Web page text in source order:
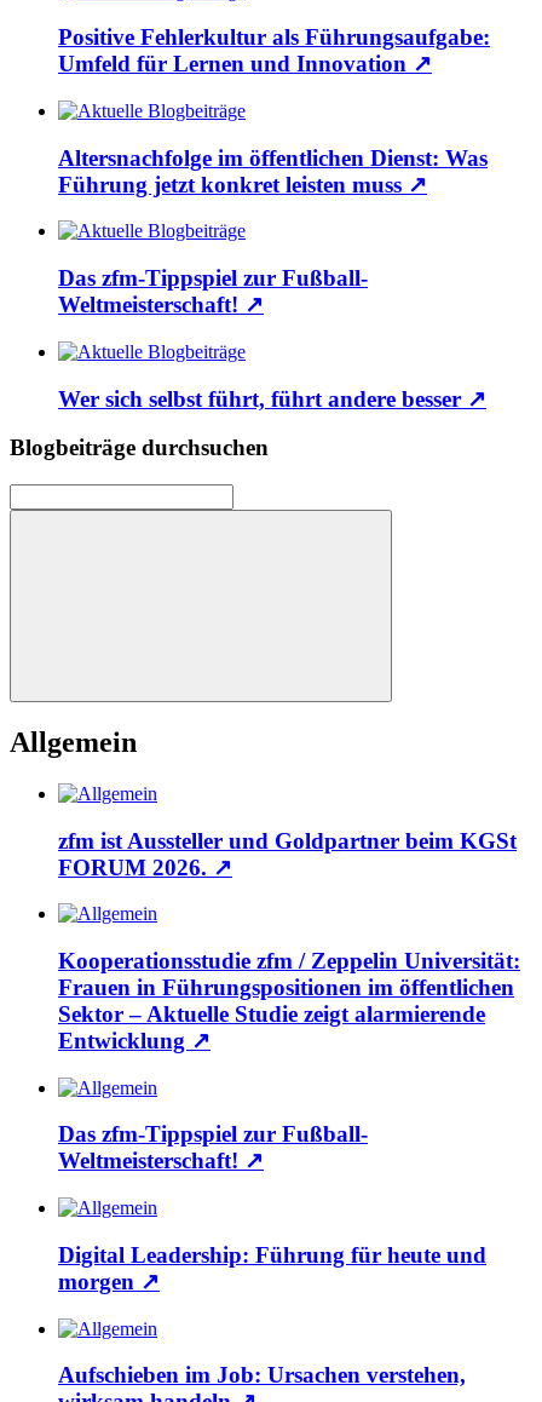
Positive Fehlerkultur als Führungsaufgabe:
Umfeld für Lernen und Innovation ↗
Altersnachfolge im öffentlichen Dienst: Was
Führung jetzt konkret leisten muss ↗
Das zfm-Tippspiel zur Fußball-
Weltmeisterschaft! ↗
Wer sich selbst führt, führt andere besser ↗
Blogbeiträge durchsuchen
Allgemein
zfm ist Aussteller und Goldpartner beim KGSt
FORUM 2026. ↗
Kooperationsstudie zfm / Zeppelin Universität:
Frauen in Führungspositionen im öffentlichen
Sektor – Aktuelle Studie zeigt alarmierende
Entwicklung ↗
Das zfm-Tippspiel zur Fußball-
Weltmeisterschaft! ↗
Digital Leadership: Führung für heute und
morgen ↗
Aufschieben im Job: Ursachen verstehen,